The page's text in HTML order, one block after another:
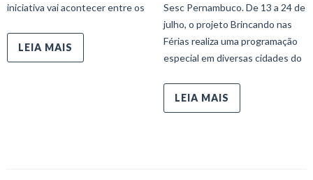
iniciativa vai acontecer entre os
LEIA MAIS
Sesc Pernambuco. De 13 a 24 de
julho, o projeto Brincando nas
Férias realiza uma programação
especial em diversas cidades do
LEIA MAIS